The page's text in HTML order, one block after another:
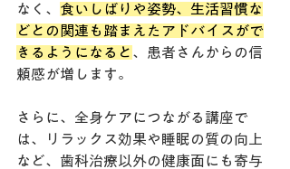
なく、 食いしばりや姿勢、生活習慣な
どとの関連も踏まえたアドバイスがで
きるようになると 、患者さんからの信
頼感が増します。
さらに、全身ケアにつながる講座で
は、リラックス効果や睡眠の質の向上
など、歯科治療以外の健康面にも寄与